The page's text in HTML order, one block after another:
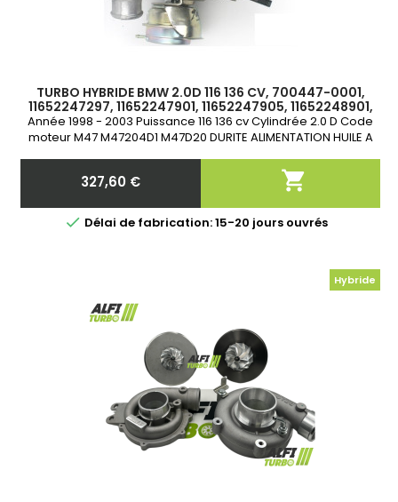
TURBO HYBRIDE BMW 2.0D 116 136 CV, 700447-0001,
11652247297, 11652247901, 11652247905, 11652248901,
11652248905
Année 1998 - 2003 Puissance 116 136 cv Cylindrée 2.0 D Code
moteur M47 M47204D1 M47D20 DURITE ALIMENTATION HUILE A
Prix
327,60 € 
 Délai de fabrication: 15-20 jours ouvrés
Hybride